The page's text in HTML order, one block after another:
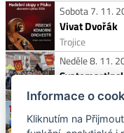
Sobota 7. 11.
Vivat Dvořák
Trojice
Neděle 8. 11.
Kamenný most
Středa 11. 11.
TUKTUKEM Z
Informace o
Kliknutím na